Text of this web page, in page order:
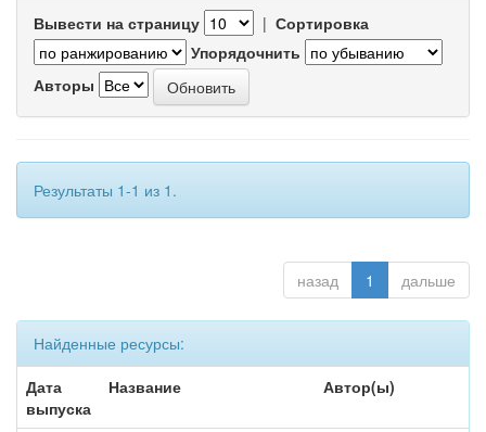
Вывести на страницу | Сортировка
Упорядочнить
Авторы
Результаты 1-1 из 1.
назад 1 дальше
Найденные ресурсы:
Дата
выпуска
Название Автор(ы)